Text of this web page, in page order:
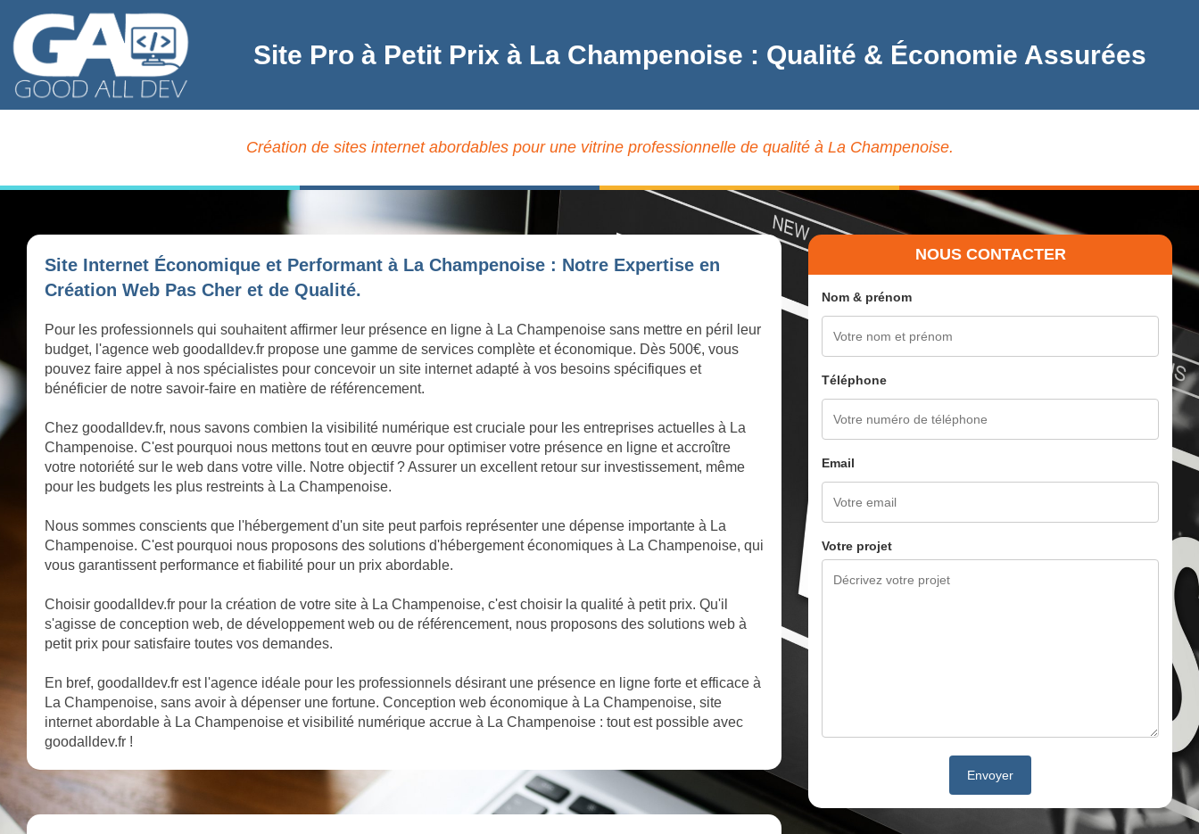
Site Pro à Petit Prix à La Champenoise : Qualité & Économie Assurées
Création de sites internet abordables pour une vitrine professionnelle de qualité à La Champenoise.
Site Internet Économique et Performant à La Champenoise : Notre Expertise en
Création Web Pas Cher et de Qualité.
Pour les professionnels qui souhaitent affirmer leur présence en ligne à La Champenoise sans mettre en péril leur
budget, l'agence web goodalldev.fr propose une gamme de services complète et économique. Dès 500€, vous
pouvez faire appel à nos spécialistes pour concevoir un site internet adapté à vos besoins spécifiques et
bénéficier de notre savoir-faire en matière de référencement.
Chez goodalldev.fr, nous savons combien la visibilité numérique est cruciale pour les entreprises actuelles à La
Champenoise. C'est pourquoi nous mettons tout en œuvre pour optimiser votre présence en ligne et accroître
votre notoriété sur le web dans votre ville. Notre objectif ? Assurer un excellent retour sur investissement, même
pour les budgets les plus restreints à La Champenoise.
Nous sommes conscients que l'hébergement d'un site peut parfois représenter une dépense importante à La
Champenoise. C'est pourquoi nous proposons des solutions d'hébergement économiques à La Champenoise, qui
vous garantissent performance et fiabilité pour un prix abordable.
Choisir goodalldev.fr pour la création de votre site à La Champenoise, c'est choisir la qualité à petit prix. Qu'il
s'agisse de conception web, de développement web ou de référencement, nous proposons des solutions web à
petit prix pour satisfaire toutes vos demandes.
En bref, goodalldev.fr est l'agence idéale pour les professionnels désirant une présence en ligne forte et efficace à
La Champenoise, sans avoir à dépenser une fortune. Conception web économique à La Champenoise, site
internet abordable à La Champenoise et visibilité numérique accrue à La Champenoise : tout est possible avec
goodalldev.fr !
NOUS CONTACTER
Nom & prénom
Téléphone
Email
Votre projet